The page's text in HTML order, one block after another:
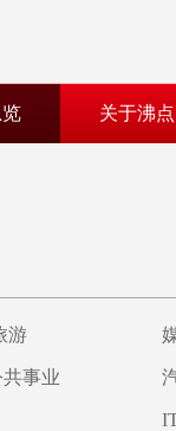
关于沸点
游
事业